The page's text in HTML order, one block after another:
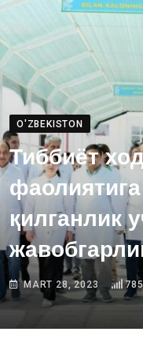
O'ZBEKISTON
Тиббиёт
қилганлик
MART 28, 2023 785